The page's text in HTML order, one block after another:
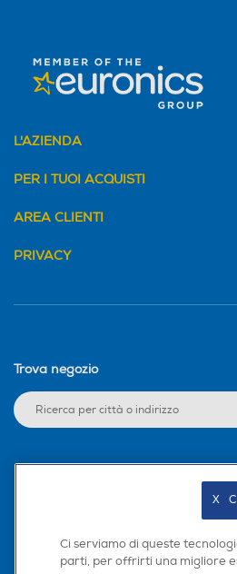
L'AZIENDA
PER I TUOI ACQUISTI
AREA CLIENTI
PRIVACY
Trova negozio
Ci serviamo di queste
parti, per offrirti una migliore
X